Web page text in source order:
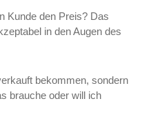
Kunde den Preis? Das
in den Augen des
bekommen, sondern
brauche oder will ich